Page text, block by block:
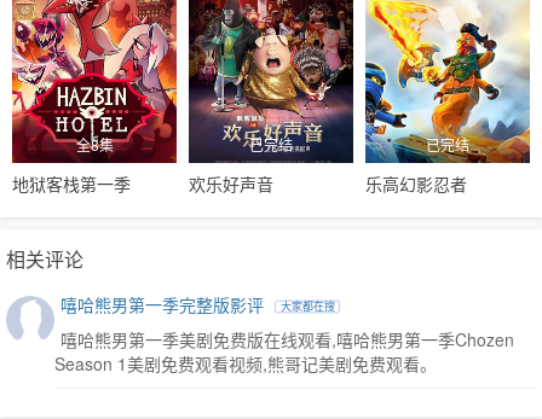
全8集
地狱客栈第一季
已完结
欢乐好声音
已完结
乐高幻影忍者
相关评论
嘻哈熊男第一季完整版影评 大家都在搜
嘻哈熊男第一季美剧免费版在线观看,嘻哈熊男第一季Chozen
Season 1美剧免费观看视频,熊哥记美剧免费观看。